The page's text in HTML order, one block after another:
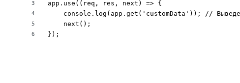
3
4
5
6
app.use((req, res, next) => {
console.log(app.get('customData')); //
    next();
});